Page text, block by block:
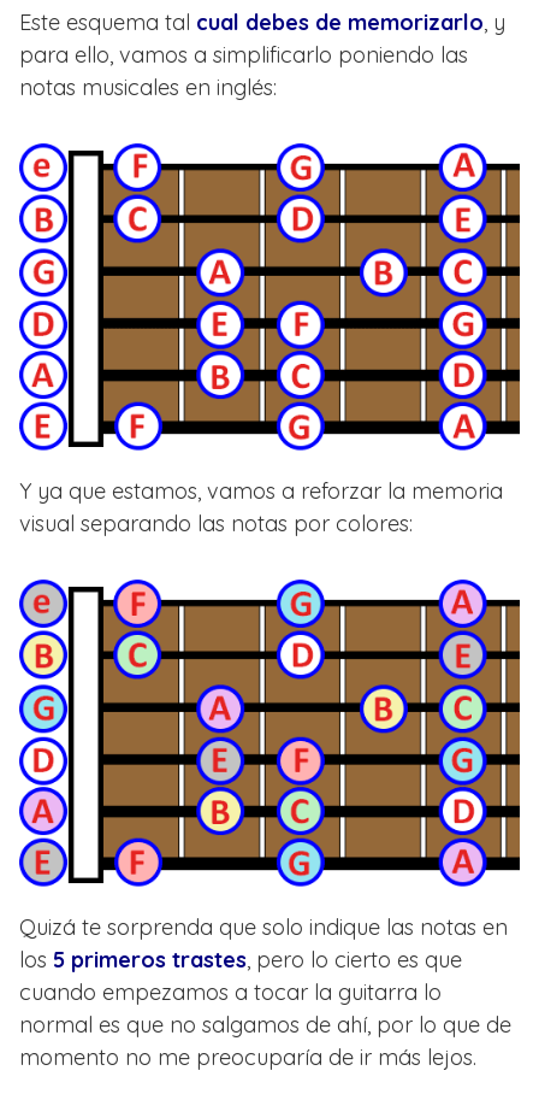
Este esquema tal cual debes de memorizarlo, y
para ello, vamos a simplificarlo poniendo las
notas musicales en inglés:
Y ya que estamos, vamos a reforzar la memoria
visual separando las notas por colores:
Quizá te sorprenda que solo indique las notas en
los 5 primeros trastes, pero lo cierto es que
cuando empezamos a tocar la guitarra lo
normal es que no salgamos de ahí, por lo que de
momento no me preocuparía de ir más lejos.